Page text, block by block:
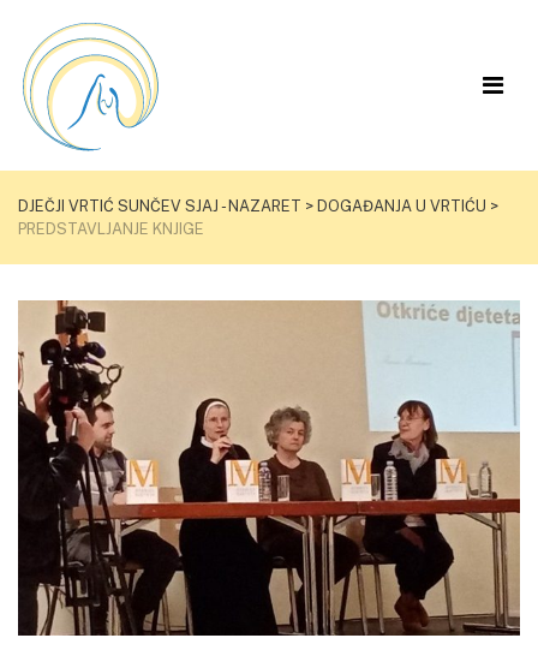
DJEČJI VRTIĆ SUNČEV SJAJ - NAZARET > DOGAĐANJA U VRTIĆU >
PREDSTAVLJANJE KNJIGE